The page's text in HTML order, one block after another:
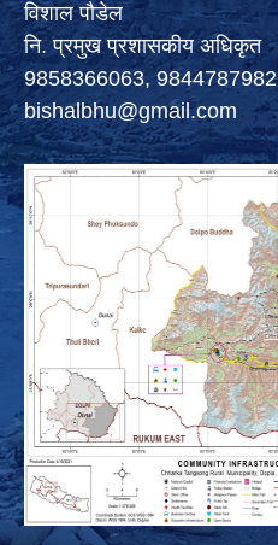
विशाल पौडेल
नि. प्रमुख प्रशासकीय अधिकृत
9858366063, 9844787982
bishalbhu@gmail.com